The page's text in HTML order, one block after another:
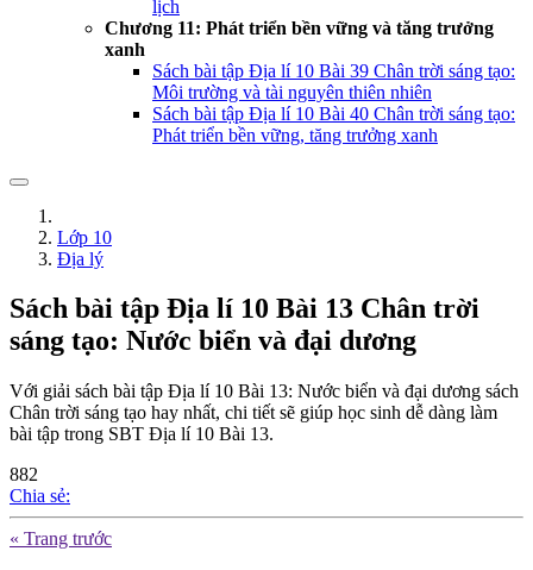
lịch
Chương 11: Phát triển bền vững và tăng trưởng
xanh
Sách bài tập Địa lí 10 Bài 39 Chân trời sáng tạo:
Môi trường và tài nguyên thiên nhiên
Sách bài tập Địa lí 10 Bài 40 Chân trời sáng tạo:
Phát triển bền vững, tăng trưởng xanh
Lớp 10
Địa lý
Sách bài tập Địa lí 10 Bài 13 Chân trời
sáng tạo: Nước biển và đại dương
Với giải sách bài tập Địa lí 10 Bài 13: Nước biển và đại dương sách
Chân trời sáng tạo hay nhất, chi tiết sẽ giúp học sinh dễ dàng làm
bài tập trong SBT Địa lí 10 Bài 13.
882
Chia sẻ:
« Trang trước